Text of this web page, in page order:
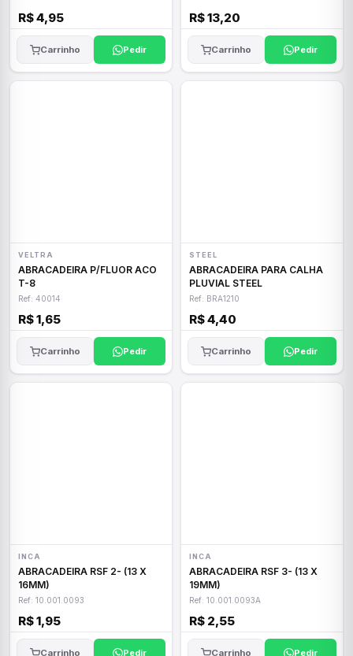
R$ 4,95
Carrinho Pedir
R$ 13,20
Carrinho Pedir
VELTRA
ABRACADEIRA P/FLUOR ACO
T-8
Ref: 40014
R$ 1,65
Carrinho Pedir
STEEL
ABRACADEIRA PARA CALHA
PLUVIAL STEEL
Ref: BRA1210
R$ 4,40
Carrinho Pedir
INCA
ABRACADEIRA RSF 2- (13 X
16MM)
Ref: 10.001.0093
R$ 1,95
Carrinho Pedir
INCA
ABRACADEIRA RSF 3- (13 X
19MM)
Ref: 10.001.0093A
R$ 2,55
Carrinho Pedir